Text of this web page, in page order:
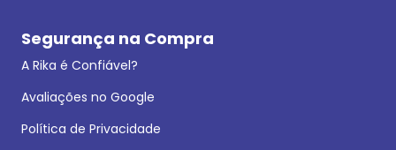
Segurança na Compra
A Rika é Confiável?
Avaliações no Google
Política de Privacidade